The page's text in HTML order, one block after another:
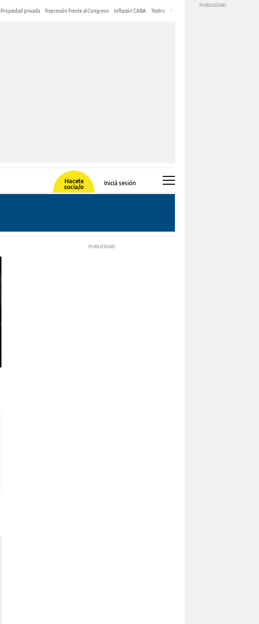
Propiedad privada Represión frente al Congreso Inflación CABA Teatro Feria de Editores
Hacete
socia/o
Iniciá sesión